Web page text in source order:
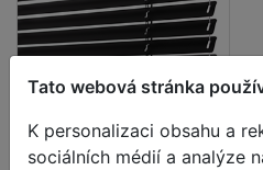
Tato webová stránka
K personalizaci obsahu a
sociálních médií a analýze